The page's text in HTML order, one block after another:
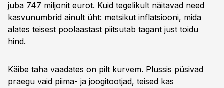
juba 747 miljonit eurot. Kuid tegelikult näitavad need
kasvunumbrid ainult üht: metsikut inflatsiooni, mida
alates teisest poolaastast piitsutab tagant just toidu
hind.
Käibe taha vaadates on pilt kurvem. Plussis püsivad
praegu vaid piima- ja joogitootjad, teised kas